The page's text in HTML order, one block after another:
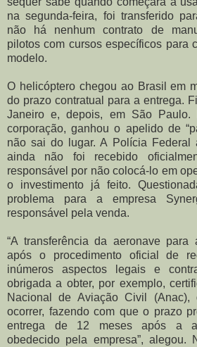
na segunda-feira, foi transferido
não há nenhum contrato de
pilotos com cursos específicos para
modelo.
O helicóptero chegou ao Brasil em
do prazo contratual para a entrega.
Janeiro e, depois, em São Paulo.
corporação, ganhou o apelido de
não sai do lugar. A Polícia Federal
ainda não foi recebido
responsável por não colocá-lo em
o investimento já feito.
problema para a empresa
responsável pela venda.
“A transferência da aeronave para
após o procedimento oficial de
inúmeros aspectos legais e
obrigada a obter, por exemplo,
Nacional de Aviação Civil (Anac),
ocorrer, fazendo com que o prazo
entrega de 12 meses após a
obedecido pela empresa”, alegou.